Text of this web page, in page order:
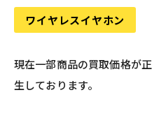
ワイヤレスイヤホン
現在一部商品の買取価格が
生しております。